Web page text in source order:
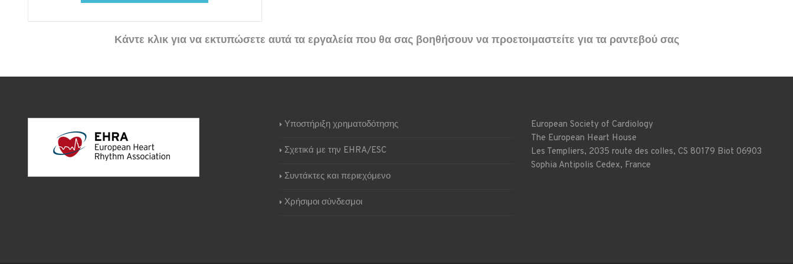
Κάντε κλικ για να εκτυπώσετε αυτά τα εργαλεία που θα σας βοηθήσουν να προετοιμαστείτε για τα ραντεβού σας
Υποστήριξη χρηματοδότησης
Σχετικά με την EHRA/ESC
Συντάκτες και περιεχόμενο
Χρήσιμοι σύνδεσμοι
European Society of Cardiology
The European Heart House
Les Templiers, 2035 route des colles, CS 80179 Biot 06903
Sophia Antipolis Cedex, France